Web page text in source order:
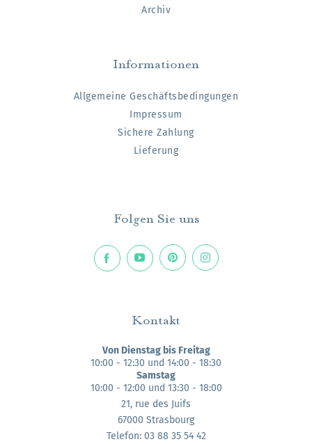
Archiv
Informationen
Allgemeine Geschäftsbedingungen
Impressum
Sichere Zahlung
Lieferung
Folgen Sie uns
Kontakt
Von Dienstag bis Freitag
10:00 - 12:30 und 14:00 - 18:30
Samstag
10:00 - 12:00 und 13:30 - 18:00
21, rue des Juifs
67000 Strasbourg
Telefon: 03 88 35 54 42